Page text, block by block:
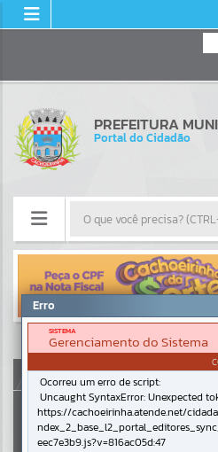
PREFEITURA
Portal do Cidadão
Resultados para""
Portais
Por favor,
NOTÍCIAS
Por favor,
AUTOATENDIMENTO
Erro
SISTEMA
Gerenciamento do Sistema
Ocorreu um erro de script:
Uncaught SyntaxError: Unexpected
https://cachoeirinha.atende.net/
eec7e3b9.js?v=816ac05d:47